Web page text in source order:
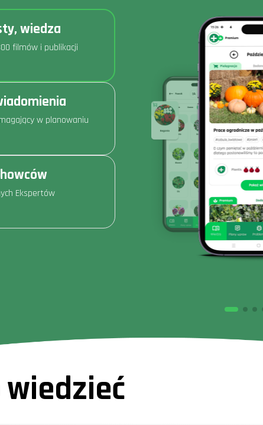
wiedza
filmów i publikacji
w planowaniu
Ekspertów